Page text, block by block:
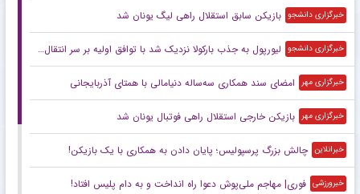
خبرگزاری دانشجو بازیکن سابق استقلال راهی لیگ یونان شد
خبرگزاری دانشجو لیورپول به جذب بارکولا نزدیک شد با توافق اولیه بر سر انتقال ستاره PSG
خبرگزاری مهر امضای سند همکاری سه‌ساله دنیامالی با همتای آذربایجانی
خبرگزاری مهر بازیکن خارجی استقلال راهی فوتبال یونان شد
خبرانلاین چالش بزرگ پرسپولیس؛ پایان دادن به همکاری با یک بازیکن!
خبرورزشی فوری| مهاجم ملی‌پوش دعوا راه انداخت و به دام پلیس افتاد!